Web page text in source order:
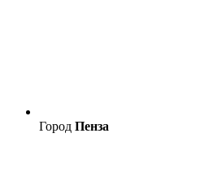
Город Пенза